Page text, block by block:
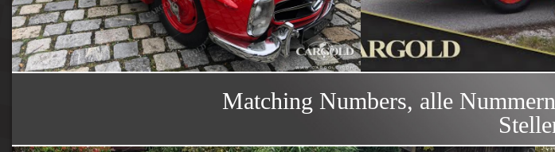
Matching Numbers, alle